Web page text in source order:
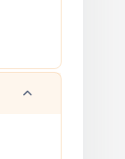
Redueix